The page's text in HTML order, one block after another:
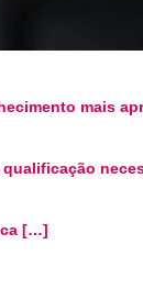
mais
[…]